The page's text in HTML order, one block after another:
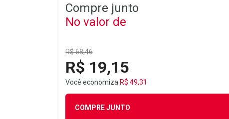
Compre junto
No valor de
R$ 68,46
R$ 19,15
Você economiza R$ 49,31
COMPRE JUNTO